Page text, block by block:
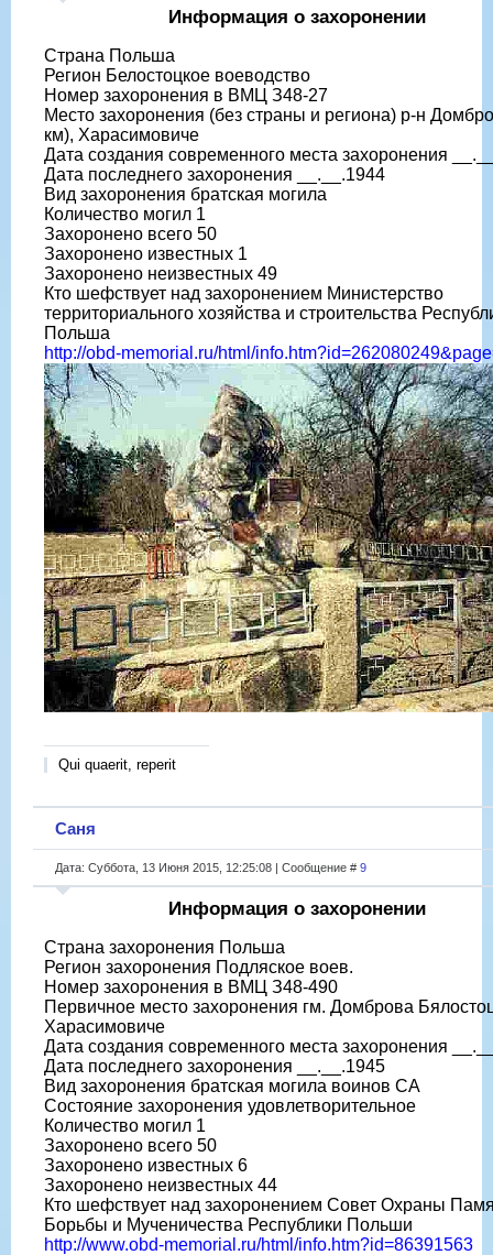
Информация о захоронении
Страна Польша
Регион Белостоцкое воеводство
Номер захоронения в ВМЦ З48-27
Место захоронения (без страны и региона) р-н
км), Харасимовиче
Дата создания современного места захоронения
Дата последнего захоронения __.__.1944
Вид захоронения братская могила
Количество могил 1
Захоронено всего 50
Захоронено известных 1
Захоронено неизвестных 49
Кто шефствует над захоронением Министерство
территориального хозяйства и строительства
Польша
http://obd-memorial.ru/html/
Qui quaerit, reperit
Саня
Дата: Суббота, 13 Июня 2015, 12:25:08 | Сообщение # 9
Информация о захоронении
Страна захоронения Польша
Регион захоронения Подляское воев.
Номер захоронения в ВМЦ З48-490
Первичное место захоронения гм. Домброва
Харасимовиче
Дата создания современного места захоронения
Дата последнего захоронения __.__.1945
Вид захоронения братская могила воинов СА
Состояние захоронения удовлетворительное
Количество могил 1
Захоронено всего 50
Захоронено известных 6
Захоронено неизвестных 44
Кто шефствует над захоронением Совет Охраны
Борьбы и Мученичества Республики Польши
http://www.obd-memorial.ru/html/info.htm?id=86391563